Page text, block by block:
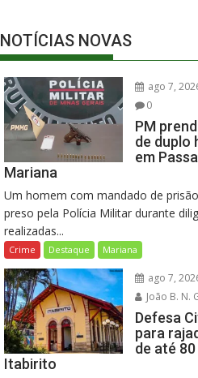
NOTÍCIAS NOVAS
ago 7,
0
PM
de duplo
em
Mariana
Um homem com mandado de
preso pela Polícia Militar durante
realizadas...
Crime Destaque Mariana
ago 7,
João B. N.
Defesa
para
de até
Itabirito